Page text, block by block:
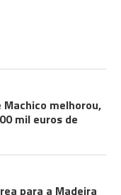
Machico melhorou,
mil euros de
para a Madeira